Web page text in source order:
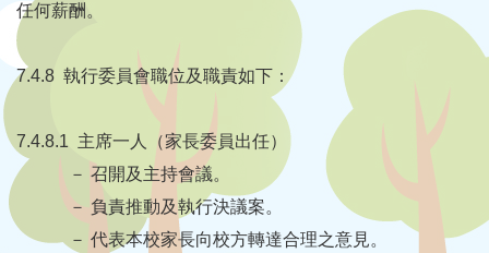
任何薪酬。
7.4.8 執行委員會職位及職責如下：
7.4.8.1 主席一人（家長委員出任）
－ 召開及主持會議。
－ 負責推動及執行決議案。
－ 代表本校家長向校方轉達合理之意見。